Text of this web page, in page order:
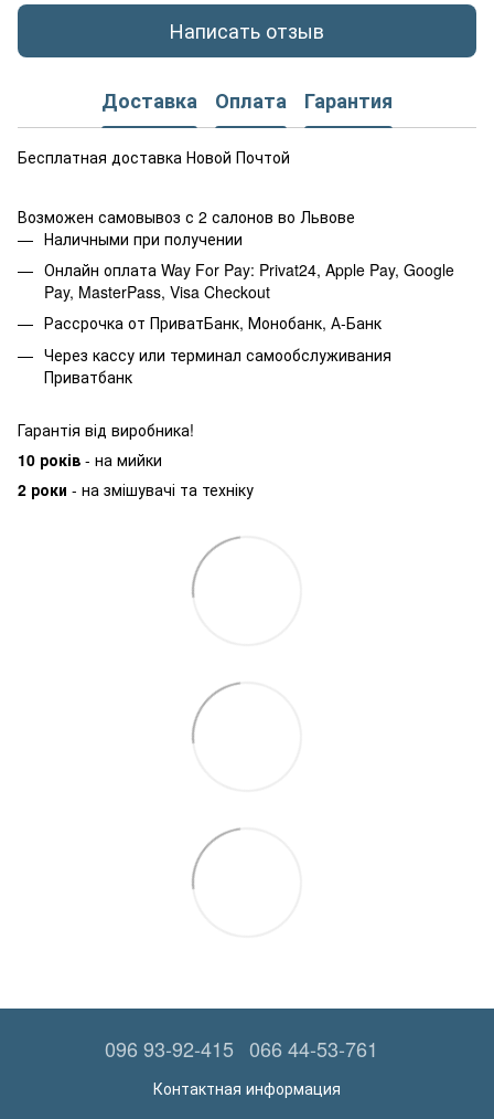
Написать отзыв
Доставка Оплата Гарантия
Бесплатная доставка Новой Почтой
Возможен самовывоз с 2 салонов во Львове
Наличными при получении
Онлайн оплата Way For Pay: Privat24, Apple Pay, Google
Pay, MasterPass, Visa Checkout
Рассрочка от ПриватБанк, Монобанк, А-Банк
Через кассу или терминал самообслуживания
Приватбанк
Гарантія від виробника!
10 років - на мийки
2 роки - на змішувачі та техніку
096 93-92-415 066 44-53-761
Контактная информация